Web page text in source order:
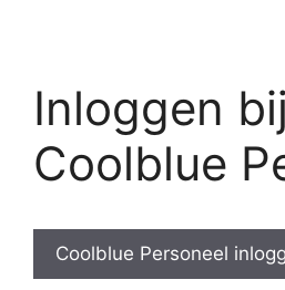
Inloggen bij
Coolblue
Coolblue Personeel